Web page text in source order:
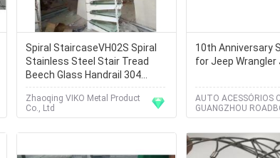
Spiral StaircaseVH02S Spiral
Stainless Steel Stair Tread
Beech Glass Handrail 304
Stainless Steel Step Length
800mm
Zhaoqing VIKO Metal Product
Co., Ltd
10th Anniversary
for Jeep Wrangler
AUTO ACESSÓRIOS
GUANGZHOU
LTD